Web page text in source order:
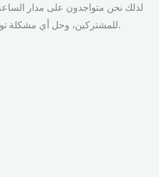
لذلك نحن متواجدون على مدار
للمشتركين، وحل أي مشكلة تواجههم في استخدام الخدمات.